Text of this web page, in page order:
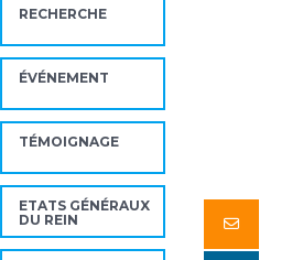
RECHERCHE
ÉVÉNEMENT
TÉMOIGNAGE
ETATS GÉNÉRAUX
DU REIN